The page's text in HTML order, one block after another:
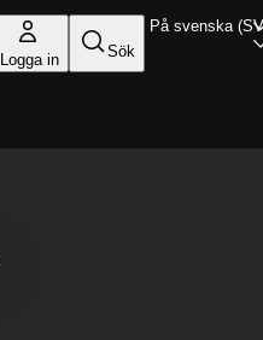
Logga in Sök